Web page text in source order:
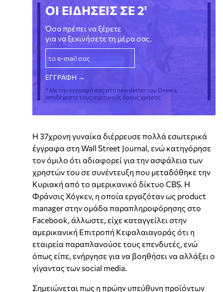
ΟΙ ΕΙΔΗΣΕΙΣ ΣΕ 2'
Όσα πρέπει να ξέρετε
για να ξεκινήσετε τη μέρα σας.
* Με την εγγραφή σας στο newsletter του Dnews,
αποδέχεστε τους σχετικούς όρους χρήσης
Η 37χρονη γυναίκα διέρρευσε πολλά εσωτερικά
έγγραφα στη Wall Street Journal, ενώ κατηγόρησε
τον όμιλο ότι αδιαφορεί για την ασφάλεια των
χρηστών του σε συνέντευξη που μεταδόθηκε την
Κυριακή από το αμερικανικό δίκτυο CBS. Η
Φράνσις Χόγκεν, η οποία εργαζόταν ως product
manager στην ομάδα παραπληροφόρησης στο
Facebook, άλλωστε, είχε καταγγείλει στην
αμερικανική Επιτροπή Κεφαλαιαγοράς ότι η
εταιρεία παραπλανούσε τους επενδυτές, ενώ
όπως είπε, ενήργησε για να βοηθήσει να αλλάξει ο
γίγαντας των social media.
Σημειώνεται πως η πρώην υπεύθυνη προϊόντων